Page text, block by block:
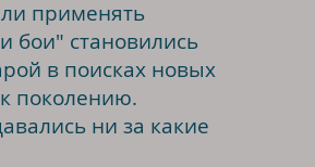
применять
бои" становились
в поисках новых
поколению.
ни за какие